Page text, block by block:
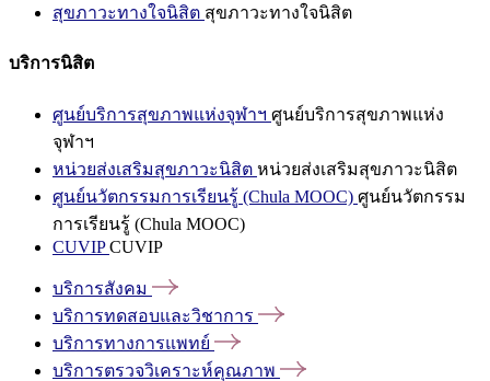
สุขภาวะทางใจนิสิต สุขภาวะทางใจนิสิต
บริการนิสิต
ศูนย์บริการสุขภาพแห่งจุฬาฯ ศูนย์บริการสุขภาพแห่ง
จุฬาฯ
หน่วยส่งเสริมสุขภาวะนิสิต หน่วยส่งเสริมสุขภาวะนิสิต
ศูนย์นวัตกรรมการเรียนรู้ (Chula MOOC) ศูนย์นวัตกรรม
การเรียนรู้ (Chula MOOC)
CUVIPCUVIP
บริการสังคม
บริการทดสอบและวิชาการ
บริการทางการแพทย์
บริการตรวจวิเคราะห์คุณภาพ